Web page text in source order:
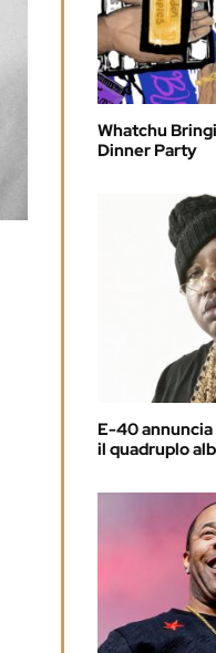
Whatchu
Dinner Party
E-40
il quadruplo